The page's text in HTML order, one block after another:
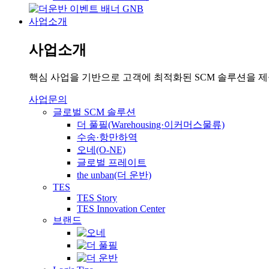
사업소개
사업소개
핵심 사업을 기반으로 고객에 최적화된 SCM 솔루션을
사업문의
글로벌 SCM 솔루션
더 풀필(Warehousing·이커머스물류)
수송·항만하역
오네(O-NE)
글로벌 프레이트
the unban(더 운반)
TES
TES Story
TES Innovation Center
브랜드